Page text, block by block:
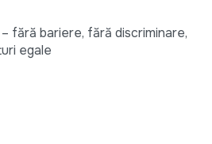
fără bariere, fără discriminare,
egale